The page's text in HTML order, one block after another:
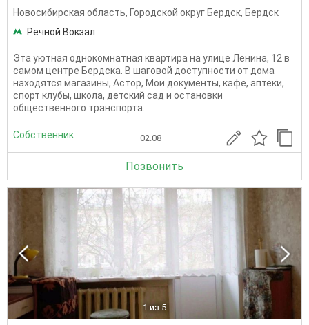
Новосибирская область, Городской округ Бердск, Бердск
Речной Вокзал
Эта уютная однокомнатная квартира на улице Ленина, 12 в
самом центре Бердска. В шаговой доступности от дома
находятся магазины, Астор, Мои документы, кафе, аптеки,
спорт клубы, школа, детский сад и остановки
общественного транспорта....
Собственник 02.08
Позвонить
1 из 5